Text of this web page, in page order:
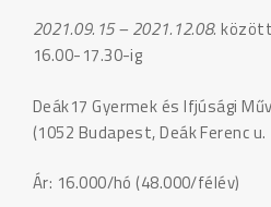
2021.09.15 – 2021.12.08.
16.00-17.30-ig
Deák17 Gyermek és Ifjúsági
(1052 Budapest, Deák Ferenc
Ár: 16.000/hó (48.000/félév)